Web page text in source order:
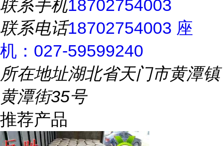
联系手机18702754003
联系电话18702754003 座
机：027-59599240
所在地址湖北省天门市黄潭镇
黄潭街35号
推荐产品